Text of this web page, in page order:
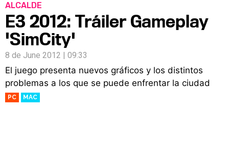
ALCALDE
E3 2012: Tráiler Gameplay
'SimCity'
8 de June 2012 | 09:33
El juego presenta nuevos gráficos y los distintos
problemas a los que se puede enfrentar la ciudad
PC MAC